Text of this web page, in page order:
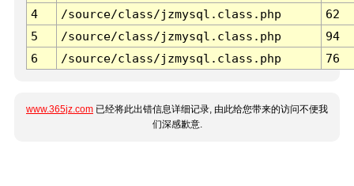
4
/source/class/jzmysql.class.php
62
5
/source/class/jzmysql.class.php
94
6
/source/class/jzmysql.class.php 76
www.365jz.com 已经将此出错信息详细记录, 由此给您带来的访问不便我
们深感歉意.